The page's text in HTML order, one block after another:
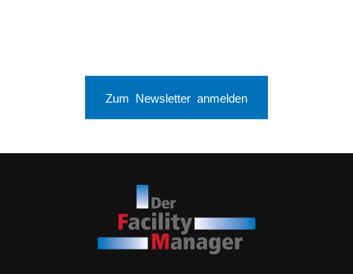
Zum Newsletter anmelden